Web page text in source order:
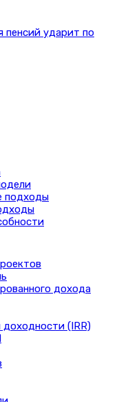
пенсий ударит по
подходы
дохода
доходности (IRR)